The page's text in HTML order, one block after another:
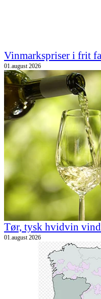
Vinmarkspriser i frit
01.august 2026
Tør, tysk hvidvin
01.august 2026